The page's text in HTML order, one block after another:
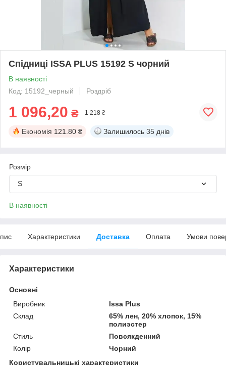
Спідниці ISSA PLUS 15192 S чорний
В наявності
Код: 15192_черный
Роздріб
1 096,20 ₴ 1 218 ₴
Економія 121.80 ₴ Залишилось 35 днів
Розмір
S
В наявності
Характеристики Доставка Оплата Умови
Характеристики
Основні
Виробник
Issa Plus
Склад
65% лен, 20% хлопок, 15%
полиэстер
Стиль
Повсякденний
Колір
Чорний
Користувальницькі характеристики